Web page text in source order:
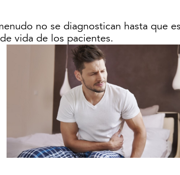
no se diagnostican hasta que
vida de los pacientes.